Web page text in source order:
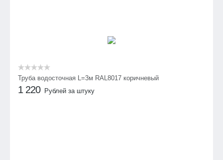
Труба водосточная L=3м RAL8017 коричневый
1 220 Рублей за штуку